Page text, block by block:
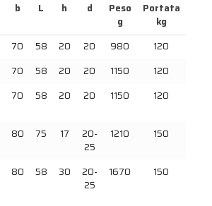
b L h d
Peso
g
Portata
kg
70 58 20 20 980
120
70 58 20 20 1150
120
70 58 20 20 1150 120
80 75 17
20-
25
1210 150
80 58 30
20-
25
1670 150